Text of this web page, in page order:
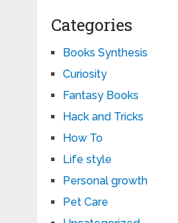
Categories
Books Synthesis
Curiosity
Fantasy Books
Hack and Tricks
How To
Life style
Personal growth
Pet Care